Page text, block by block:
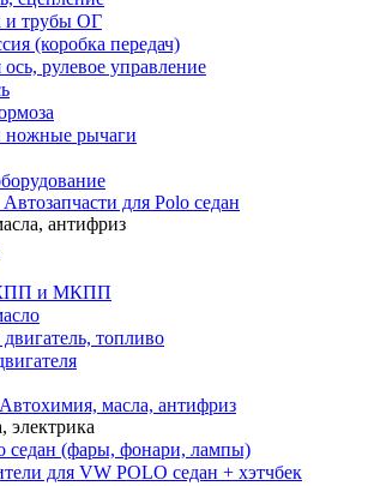
и трубы ОГ
(коробка передач)
рулевое управление
ножные рычаги
для Polo седан
антифриз
и МКПП
топливо
масла, антифриз
электрика
седан (фары, фонари, лампы)
для VW POLO седан + хэтчбек